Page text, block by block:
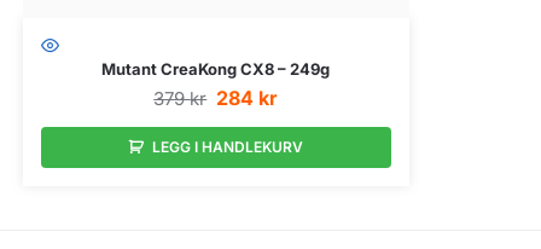
Mutant CreaKong CX8 – 249g
379kr 284 kr
LEGG I HANDLEKURV